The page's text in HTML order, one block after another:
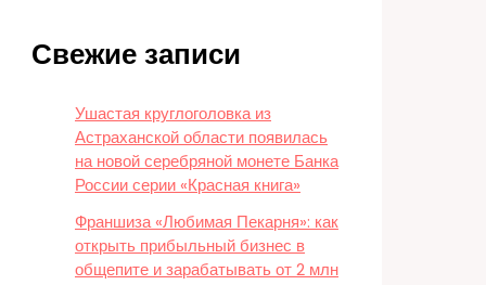
Свежие записи
Ушастая круглоголовка из
Астраханской области появилась
на новой серебряной монете Банка
России серии «Красная книга»
Франшиза «Любимая Пекарня»: как
открыть прибыльный бизнес в
общепите и зарабатывать от 2 млн